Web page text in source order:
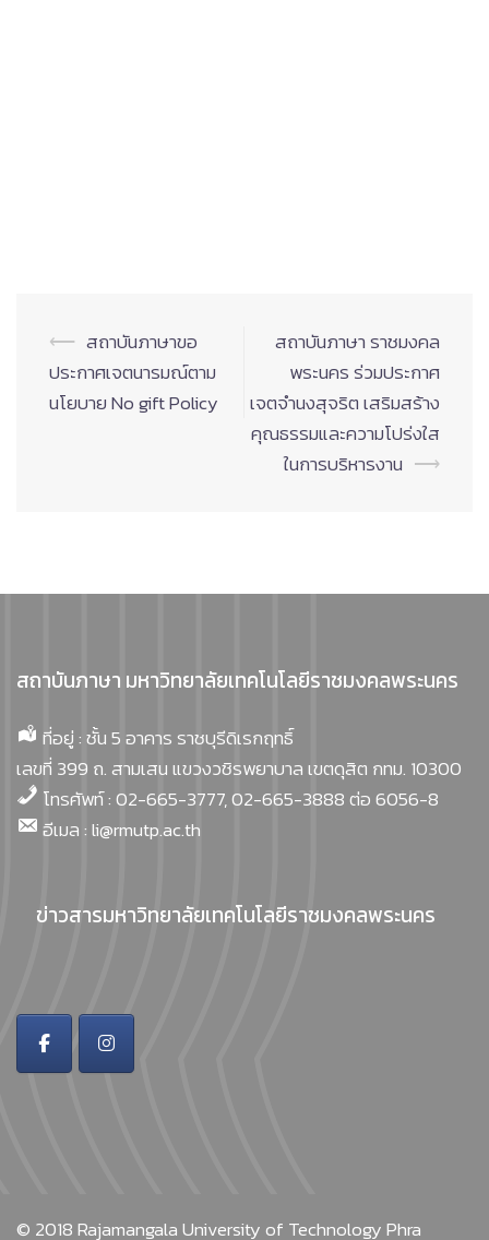
Post
navigation
⟵ สถาบันภาษาขอ
ประกาศเจตนารมณ์ตาม
นโยบาย No gift Policy
สถาบันภาษา ราชมงคล
พระนคร ร่วมประกาศ
เจตจำนงสุจริต เสริมสร้าง
คุณธรรมและความโปร่งใส
ในการบริหารงาน ⟶
สถาบันภาษา มหาวิทยาลัยเทคโนโลยีราชมงคลพระนคร
ที่อยู่ : ชั้น 5 อาคาร ราชบุรีดิเรกฤทธิ์
เลขที่ 399 ถ. สามเสน แขวงวชิรพยาบาล เขตดุสิต กทม. 10300
โทรศัพท์ : 02-665-3777, 02-665-3888 ต่อ 6056-8
อีเมล : li@rmutp.ac.th
ข่าวสารมหาวิทยาลัยเทคโนโลยีราชมงคลพระนคร
© 2018Rajamangala University of Technology Phra